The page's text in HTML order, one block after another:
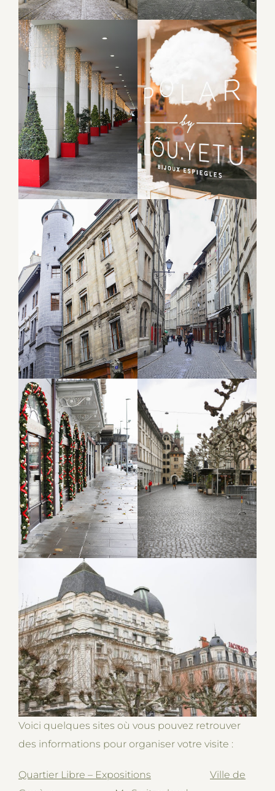
Voici quelques sites où vous pouvez retrouver
des informations pour organiser votre visite :
Quartier Libre – Expositions
Ville de